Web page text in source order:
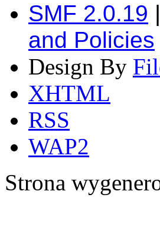
SMF 2.0.19 |
and Policies
Design By
XHTML
RSS
WAP2
Strona